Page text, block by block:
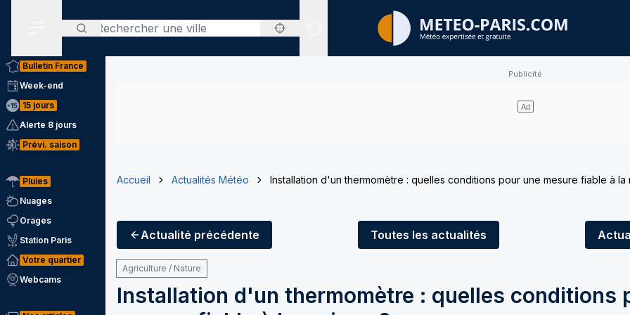
Rechercher
Sites expertisés
Bulletin France
Week-end
15 jours
Alerte 8 jours
Prévi. saison
Pluies
Nuages
Orages
Station Paris
Votre quartier
Webcams
Accueil Actualités Météo Installation d'un thermomètre : quelles conditions pour une mesure fiable à la
Actualité précédente Toutes les actualités
Agriculture / Nature
Installation d'un thermomètre : quelles conditions